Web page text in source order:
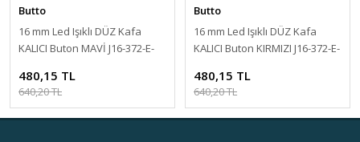
Butto
16 mm Led Işıklı DÜZ Kafa
KALICI Buton MAVİ J16-372-E-
480,15 TL
640,20 TL
Butto
16 mm Led Işıklı DÜZ Kafa
KALICI Buton KIRMIZI J16-372-E-
480,15 TL
640,20 TL